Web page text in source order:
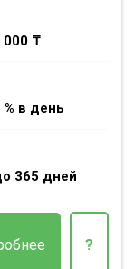
000 ₸
% в день
365 дней
?